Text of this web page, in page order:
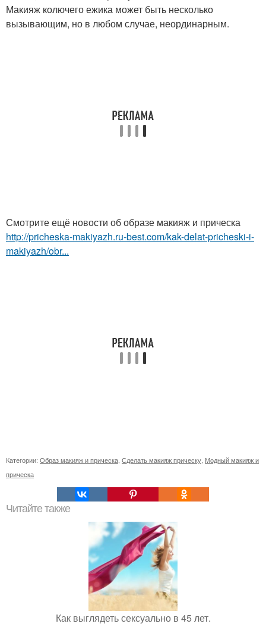
Макияж колючего ежика может быть несколько
вызывающим, но в любом случае, неординарным.
Смотрите ещё новости об образе макияж и прическа
http://pricheska-makiyazh.ru-best.com/kak-delat-pricheski-i-
makiyazh/obr...
Категории: Образ макияж и прическа Сделать макияж прическу Модный макияж и
прическа
Читайте также
Как выглядеть сексуально в 45 лет.